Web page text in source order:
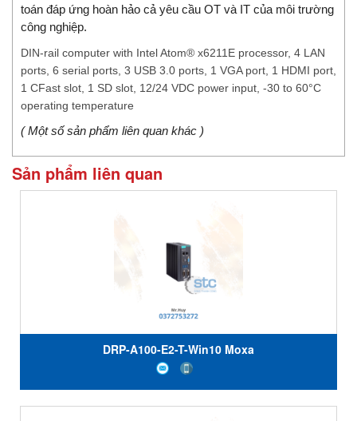
toán đáp ứng hoàn hảo cả yêu cầu OT và IT của môi trường
công nghiệp.
DIN-rail computer with Intel Atom® x6211E processor, 4 LAN
ports, 6 serial ports, 3 USB 3.0 ports, 1 VGA port, 1 HDMI port,
1 CFast slot, 1 SD slot, 12/24 VDC power input, -30 to 60°C
operating temperature
( Một số sản phẩm liên quan khác )
Sản phẩm liên quan
DRP-A100-E2-T-Win10 Moxa